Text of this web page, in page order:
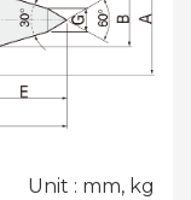
Unit : mm, kg